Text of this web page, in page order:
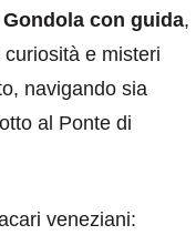
con guida,
e misteri
navigando sia
al Ponte di
veneziani: